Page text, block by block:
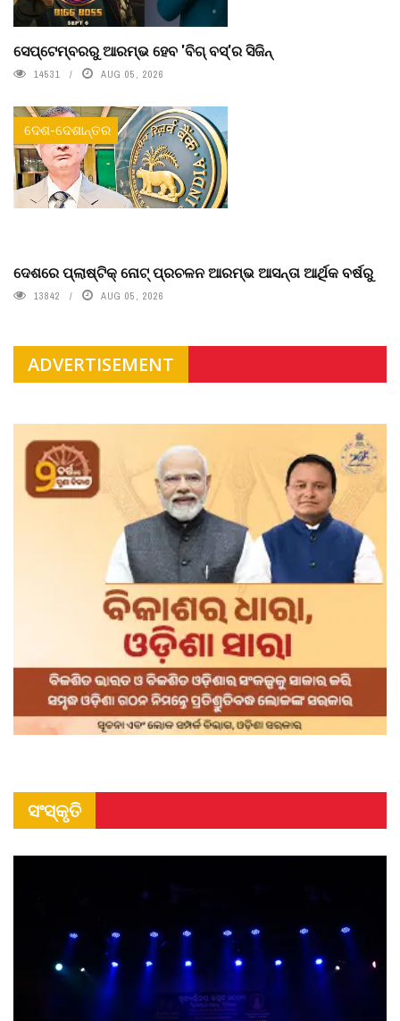
ସେପ୍ଟେମ୍ବରରୁ ଆରମ୍ଭ ହେବ 'ବିଗ୍ ବସ୍'ର ସିଜିନ୍
14531 AUG 05, 2026
ଦେଶ-ଦେଶାନ୍ତର
ଦେଶରେ ପ୍ଲାଷ୍ଟିକ୍ ନୋଟ୍‌ ପ୍ରଚଳନ ଆରମ୍ଭ ଆସନ୍ତା ଆର୍ଥିକ ବର୍ଷରୁ
13842 AUG 05, 2026
ADVERTISEMENT
ସଂସ୍କୃତି